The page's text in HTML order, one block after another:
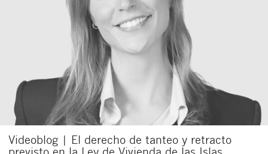
Videoblog | El derecho de tanteo y retracto